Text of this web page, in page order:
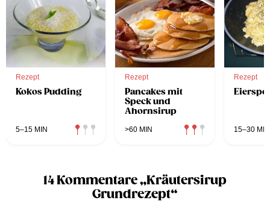
Rezept
Kokos Pudding
5–15 MIN
Rezept
Pancakes mit
Speck und
Ahornsirup
>60 MIN
Rezept
15–30 MIN
14 Kommentare „Kräutersirup
Grundrezept“